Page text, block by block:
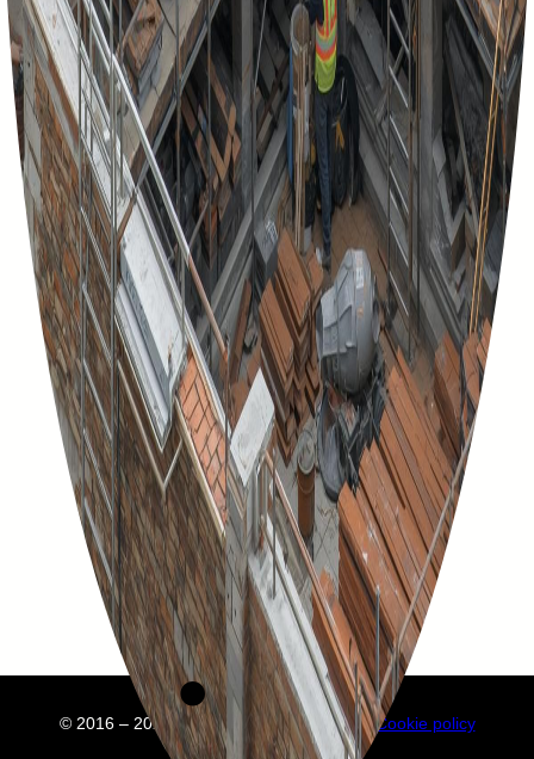
© 2016 – 2025 Embuild À propos de nous Cookie policy